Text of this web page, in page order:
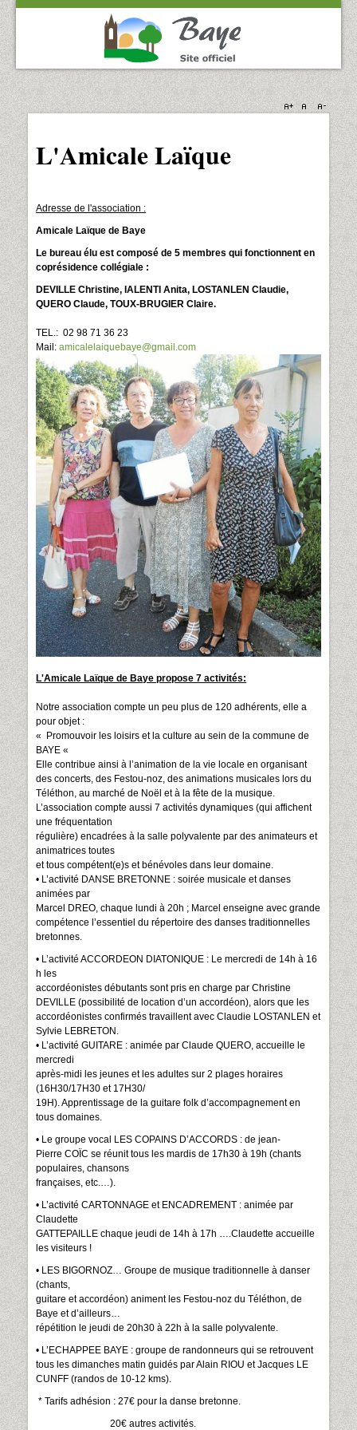
L'Amicale Laïque
Adresse de l'association :
Amicale Laïque de Baye
Le bureau élu est composé de 5 membres qui fonctionnent en
coprésidence collégiale :
DEVILLE Christine, IALENTI Anita, LOSTANLEN Claudie,
QUERO Claude, TOUX-BRUGIER Claire.
TEL.: 02 98 71 36 23
Mail:amicalelaiquebaye@gmail.com
L'Amicale Laïque de Baye propose 7 activités:
Notre association compte un peu plus de 120 adhérents, elle a
pour objet :
« Promouvoir les loisirs et la culture au sein de la commune de
BAYE «
Elle contribue ainsi à l’animation de la vie locale en organisant
des concerts, des Festou-noz, des animations musicales lors du
Téléthon, au marché de Noël et à la fête de la musique.
L’association compte aussi 7 activités dynamiques (qui affichent
une fréquentation
régulière) encadrées à la salle polyvalente par des animateurs et
animatrices toutes
et tous compétent(e)s et bénévoles dans leur domaine.
• L’activité DANSE BRETONNE : soirée musicale et danses
animées par
Marcel DREO, chaque lundi à 20h ; Marcel enseigne avec grande
compétence l’essentiel du répertoire des danses traditionnelles
bretonnes.
• L’activité ACCORDEON DIATONIQUE : Le mercredi de 14h à 16
h les
accordéonistes débutants sont pris en charge par Christine
DEVILLE (possibilité de location d’un accordéon), alors que les
accordéonistes confirmés travaillent avec Claudie LOSTANLEN et
Sylvie LEBRETON.
• L’activité GUITARE : animée par Claude QUERO, accueille le
mercredi
après-midi les jeunes et les adultes sur 2 plages horaires
(16H30/17H30 et 17H30/
19H). Apprentissage de la guitare folk d’accompagnement en
tous domaines.
• Le groupe vocal LES COPAINS D’ACCORDS : de jean-
Pierre COÏC se réunit tous les mardis de 17h30 à 19h (chants
populaires, chansons
françaises, etc.…).
• L’activité CARTONNAGE et ENCADREMENT : animée par
Claudette
GATTEPAILLE chaque jeudi de 14h à 17h ….Claudette accueille
les visiteurs !
• LES BIGORNOZ… Groupe de musique traditionnelle à danser
(chants,
guitare et accordéon) animent les Festou-noz du Téléthon, de
Baye et d’ailleurs…
répétition le jeudi de 20h30 à 22h à la salle polyvalente.
• L’ECHAPPEE BAYE : groupe de randonneurs qui se retrouvent
tous les dimanches matin guidés par Alain RIOU et Jacques LE
CUNFF (randos de 10-12 kms).
* Tarifs adhésion : 27€ pour la danse bretonne.
20€ autres activités.